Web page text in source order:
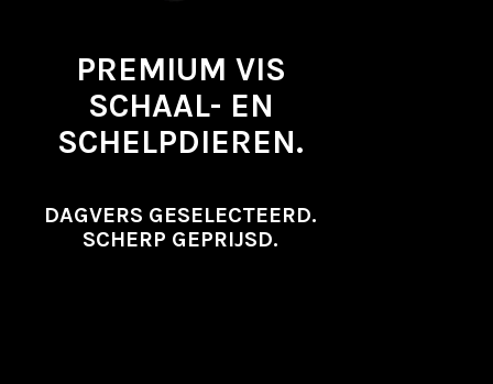
PREMIUM VIS
SCHAAL- EN
SCHELPDIEREN.
DAGVERS GESELECTEERD.
SCHERP GEPRIJSD.